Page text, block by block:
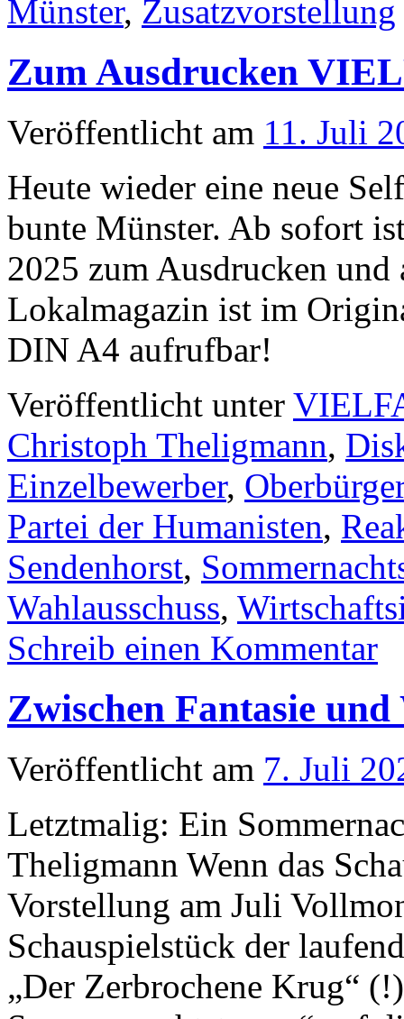
Münster, Zusatzvorstellung
Zum Ausdrucken
Veröffentlicht am 11. Juli
Heute wieder eine neue
bunte Münster. Ab sofort
2025 zum Ausdrucken
Lokalmagazin ist im
DIN A4 aufrufbar!
Veröffentlicht unter
Christoph Theligmann,
Einzelbewerber,
Partei der Humanisten,
Sendenhorst,
Wahlausschuss,
Schreib einen Kommentar
Zwischen Fantasie
Veröffentlicht am 7. Juli
Letztmalig: Ein
Theligmann Wenn das
Vorstellung am Juli
Schauspielstück der
„Der Zerbrochene Krug“